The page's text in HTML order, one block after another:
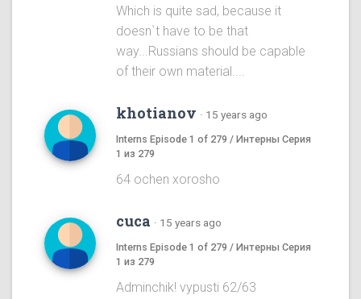
Which is quite sad, because it
doesn`t have to be that
way...Russians should be capable
of their own material....
khotianov · 15 years ago
Interns Episode 1 of 279 / Интерны Серия
1 из 279
64 ochen xorosho
cuca · 15 years ago
Interns Episode 1 of 279 / Интерны Серия
1 из 279
Adminchik! vypusti 62/63